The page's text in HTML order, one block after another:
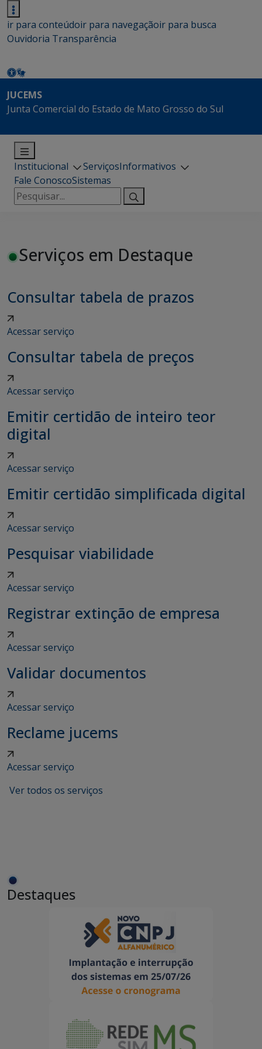
ir para conteúdoir para navegaçãoir para busca
Ouvidoria Transparência
JUCEMS
Junta Comercial do Estado de Mato Grosso do Sul
Institucional ServiçosInformativos
Fale ConoscoSistemas
Pesquisar
por:
Serviços em Destaque
Consultar tabela de prazos
Acessar serviço
Consultar tabela de preços
Acessar serviço
Emitir certidão de inteiro teor
digital
Acessar serviço
Emitir certidão simplificada digital
Acessar serviço
Pesquisar viabilidade
Acessar serviço
Registrar extinção de empresa
Acessar serviço
Validar documentos
Acessar serviço
Reclame jucems
Acessar serviço
Ver todos os serviços
Destaques